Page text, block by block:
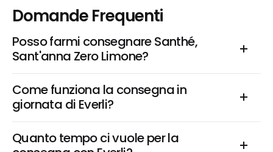
Domande Frequenti
Posso farmi consegnare Santhé,
Sant'anna Zero Limone?
Come funziona la consegna in
giornata di Everli?
Quanto tempo ci vuole per la